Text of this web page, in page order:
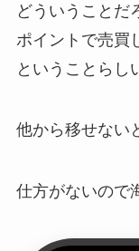
どういうことだ
ポイントで売買
ということらし
他から移せない
仕方がないので